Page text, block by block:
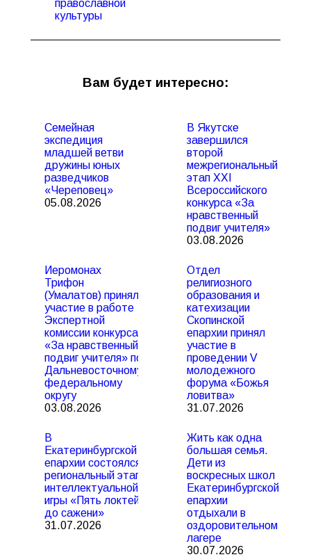
православной
культуры
Вам будет интересно:
Семейная
экспедиция
младшей ветви
дружины юных
разведчиков
«Череповец»
05.08.2026
В Якутске
завершился
второй
межрегиональный
этап XXI
Всероссийского
конкурса «За
нравственный
подвиг учителя»
03.08.2026
Иеромонах
Трифон
(Умалатов) принял
участие в работе
Экспертной
комиссии конкурса
«За нравственный
подвиг учителя» по
Дальневосточному
федеральному
округу
03.08.2026
Отдел
религиозного
образования и
катехизации
Скопинской
епархии принял
участие в
проведении V
молодежного
форума «Божья
ловитва»
31.07.2026
В
Екатеринбургской
епархии состоялся
региональный этап
интеллектуальной
игры «Пять локтей
до сажени»
31.07.2026
Жить как одна
большая семья.
Дети из
воскресных школ
Екатеринбургской
епархии
отдыхали в
оздоровительном
лагере
30.07.2026